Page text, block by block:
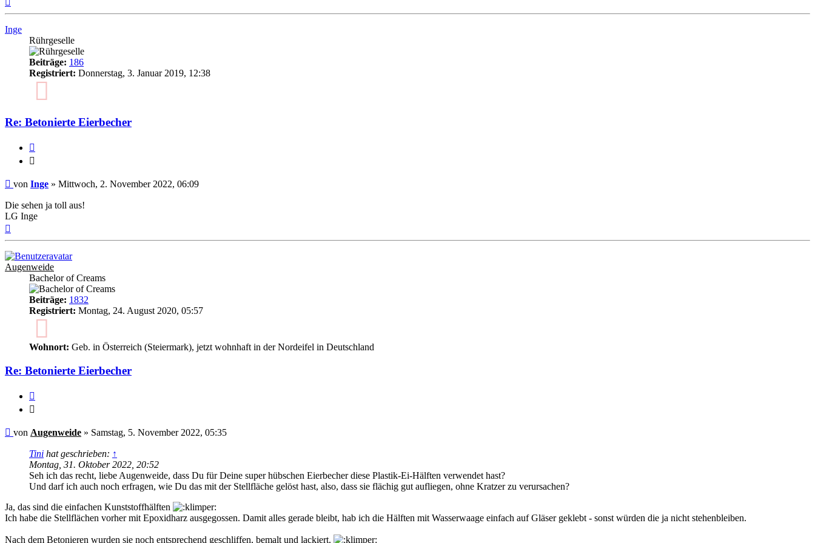
Inge
Rührgeselle
Beiträge: 186
Registriert: Donnerstag, 3. Januar 2019, 12:38
Re: Betonierte Eierbecher
Ungelesener
von Inge » Mittwoch, 2. November 2022, 06:09
Die sehen ja toll aus!
LG Inge
Augenweide
Bachelor of Creams
Beiträge: 1832
Registriert: Montag, 24. August 2020, 05:57
Wohnort: Geb. in Österreich (Steiermark), jetzt wohnhaft in der Nordeifel in Deutschland
Re: Betonierte Eierbecher
Ungelesener
von Augenweide » Samstag, 5. November 2022, 05:35
Tini hat geschrieben: ↑
Montag, 31. Oktober 2022, 20:52
Seh ich das recht, liebe Augenweide, dass Du für Deine super hübschen Eierbecher diese Plastik-Ei-Hälften verwendet hast?
Und darf ich auch noch erfragen, wie Du das mit der Stellfläche gelöst hast, also, dass sie flächig gut aufliegen, ohne Kratzer zu verursachen?
Ja, das sind die einfachen Kunststoffhälften
Ich habe die Stellflächen vorher mit Epoxidharz ausgegossen. Damit alles gerade bleibt, hab ich die Hälften mit Wasserwaage einfach auf Gläser geklebt - sonst würden die ja nicht stehenbleiben.
Nach dem Betonieren wurden sie noch entsprechend geschliffen, bemalt und lackiert.